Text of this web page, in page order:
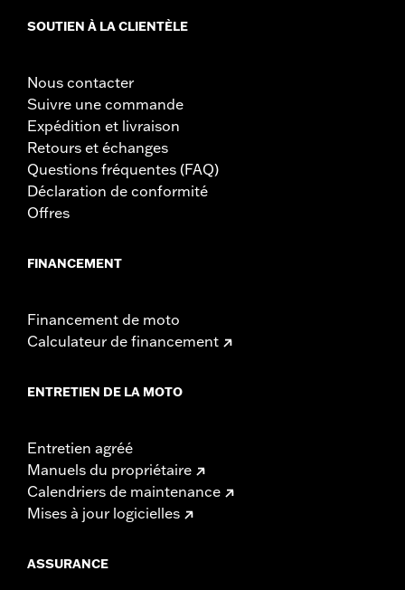
informations sont contenus dans l'emballage du produit.
SOUTIEN À LA CLIENTÈLE
Nous contacter
Suivre une commande
Expédition et livraison
Retours et échanges
Questions fréquentes (FAQ)
Déclaration de conformité
Offres
FINANCEMENT
Financement de moto
Calculateur de financement
ENTRETIEN DE LA MOTO
Entretien agréé
Manuels du propriétaire
Calendriers de maintenance
Mises à jour logicielles
ASSURANCE